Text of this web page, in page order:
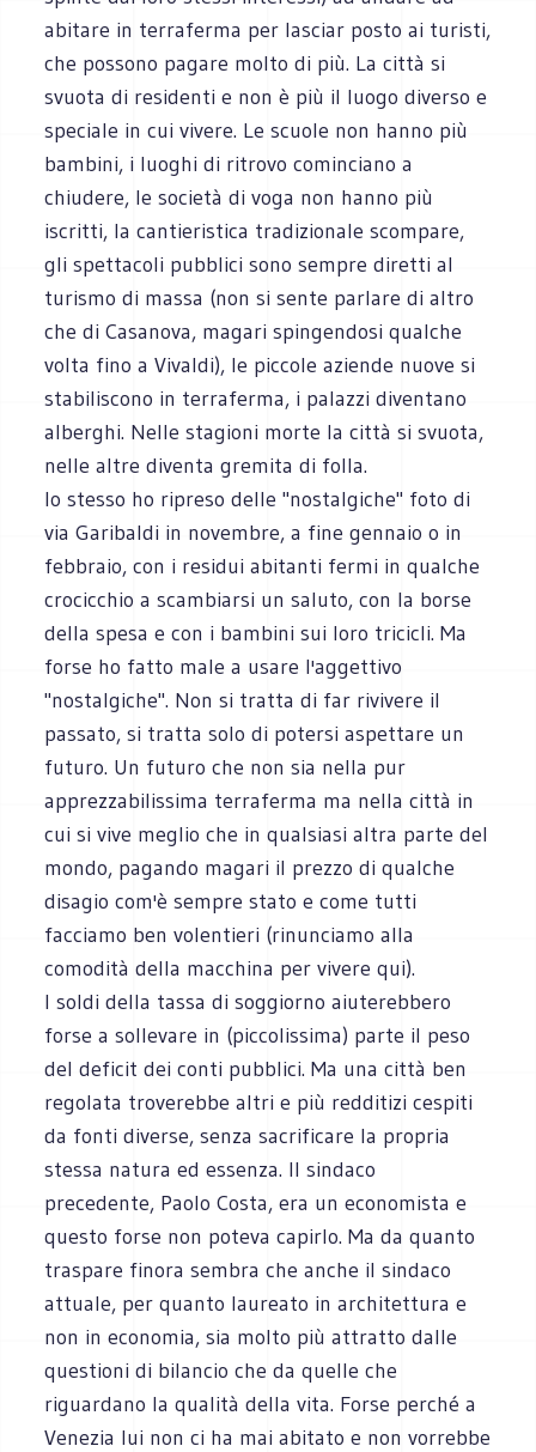
abitare in terraferma per lasciar posto ai turisti,
che possono pagare molto di più. La città si
svuota di residenti e non è più il luogo diverso e
speciale in cui vivere. Le scuole non hanno più
bambini, i luoghi di ritrovo cominciano a
chiudere, le società di voga non hanno più
iscritti, la cantieristica tradizionale scompare,
gli spettacoli pubblici sono sempre diretti al
turismo di massa (non si sente parlare di altro
che di Casanova, magari spingendosi qualche
volta fino a Vivaldi), le piccole aziende nuove si
stabiliscono in terraferma, i palazzi diventano
alberghi. Nelle stagioni morte la città si svuota,
nelle altre diventa gremita di folla.
Io stesso ho ripreso delle "nostalgiche" foto di
via Garibaldi in novembre, a fine gennaio o in
febbraio, con i residui abitanti fermi in qualche
crocicchio a scambiarsi un saluto, con la borse
della spesa e con i bambini sui loro tricicli. Ma
forse ho fatto male a usare l'aggettivo
"nostalgiche". Non si tratta di far rivivere il
passato, si tratta solo di potersi aspettare un
futuro. Un futuro che non sia nella pur
apprezzabilissima terraferma ma nella città in
cui si vive meglio che in qualsiasi altra parte del
mondo, pagando magari il prezzo di qualche
disagio com'è sempre stato e come tutti
facciamo ben volentieri (rinunciamo alla
comodità della macchina per vivere qui).
I soldi della tassa di soggiorno aiuterebbero
forse a sollevare in (piccolissima) parte il peso
del deficit dei conti pubblici. Ma una città ben
regolata troverebbe altri e più redditizi cespiti
da fonti diverse, senza sacrificare la propria
stessa natura ed essenza. Il sindaco
precedente, Paolo Costa, era un economista e
questo forse non poteva capirlo. Ma da quanto
traspare finora sembra che anche il sindaco
attuale, per quanto laureato in architettura e
non in economia, sia molto più attratto dalle
questioni di bilancio che da quelle che
riguardano la qualità della vita. Forse perché a
Venezia lui non ci ha mai abitato e non vorrebbe